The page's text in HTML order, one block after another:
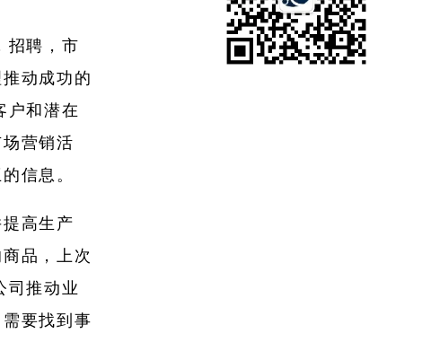
招聘，市
动成功的
户和潜在
营销活
信息。
高生产
品，上次
司推动业
要找到事